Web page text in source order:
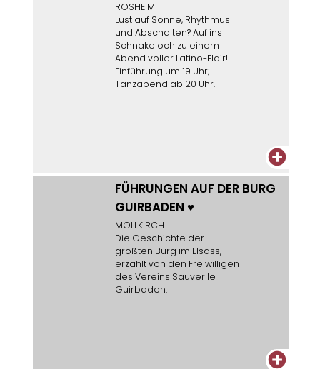
ROSHEIM
Lust auf Sonne, Rhythmus
und Abschalten? Auf ins
Schnakeloch zu einem
Abend voller Latino-Flair!
Einführung um 19 Uhr;
Tanzabend ab 20 Uhr.
+
FÜHRUNGEN AUF DER BURG
GUIRBADEN ♥
MOLLKIRCH
Die Geschichte der
größten Burg im Elsass,
erzählt von den Freiwilligen
des Vereins Sauver le
Guirbaden.
+